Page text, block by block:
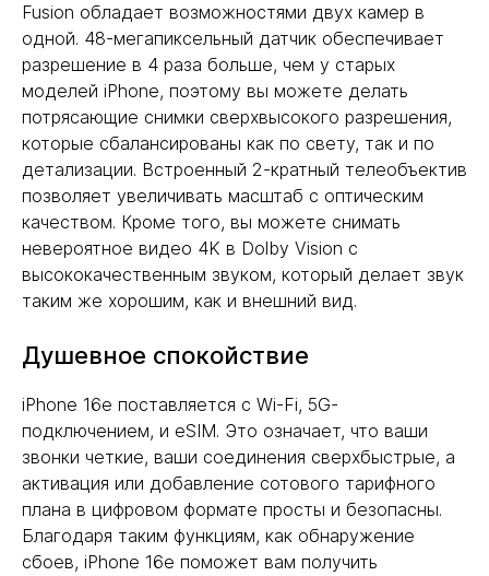
Fusion обладает возможностями двух камер в
одной. 48-мегапиксельный датчик обеспечивает
разрешение в 4 раза больше, чем у старых
моделей iPhone, поэтому вы можете делать
потрясающие снимки сверхвысокого разрешения,
которые сбалансированы как по свету, так и по
детализации. Встроенный 2-кратный телеобъектив
позволяет увеличивать масштаб с оптическим
качеством. Кроме того, вы можете снимать
невероятное видео 4K в Dolby Vision с
высококачественным звуком, который делает звук
таким же хорошим, как и внешний вид.
Душевное спокойствие
iPhone 16e поставляется с Wi-Fi, 5G-
подключением, и eSIM. Это означает, что ваши
звонки четкие, ваши соединения сверхбыстрые, а
активация или добавление сотового тарифного
плана в цифровом формате просты и безопасны.
Благодаря таким функциям, как обнаружение
сбоев, iPhone 16e поможет вам получить